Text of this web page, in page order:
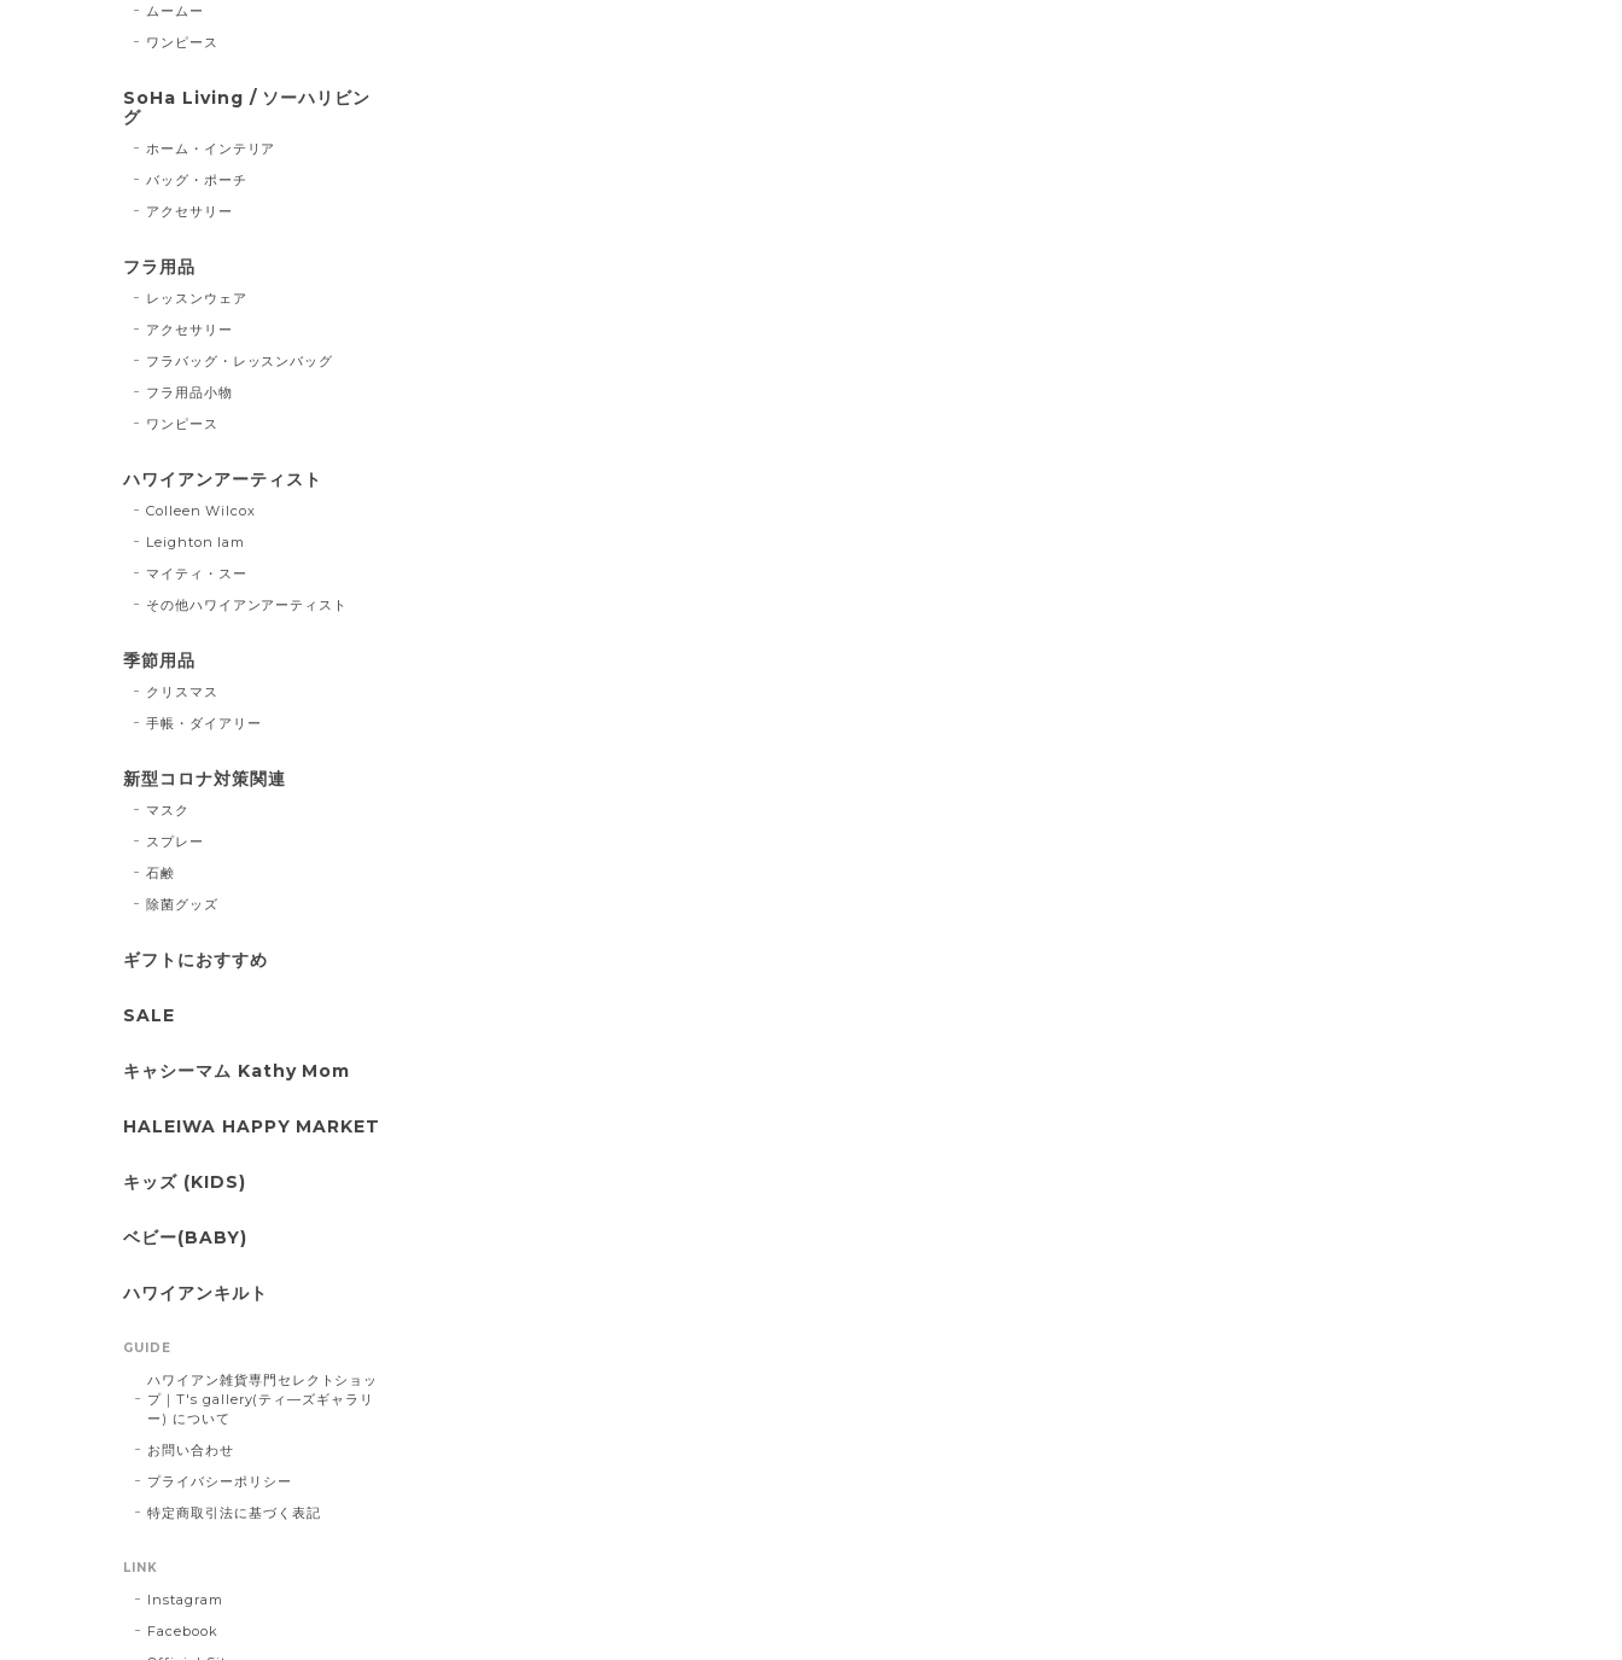
ムームー
ワンピース
SoHa Living / ソーハリビン
グ
ホーム・インテリア
バッグ・ポーチ
アクセサリー
フラ用品
レッスンウェア
アクセサリー
フラバッグ・レッスンバッグ
フラ用品小物
ワンピース
ハワイアンアーティスト
Colleen Wilcox
Leighton lam
マイティ・スー
その他ハワイアンアーティスト
季節用品
クリスマス
手帳・ダイアリー
新型コロナ対策関連
マスク
スプレー
石鹸
除菌グッズ
ギフトにおすすめ
SALE
キャシーマム Kathy Mom
HALEIWA HAPPY MARKET
キッズ (KIDS)
ベビー(BABY)
ハワイアンキルト
GUIDE
ハワイアン雑貨専門セレクトショッ
プ｜T's gallery(ティ―ズギャラリ
ー) について
お問い合わせ
プライバシーポリシー
特定商取引法に基づく表記
LINK
Instagram
Facebook